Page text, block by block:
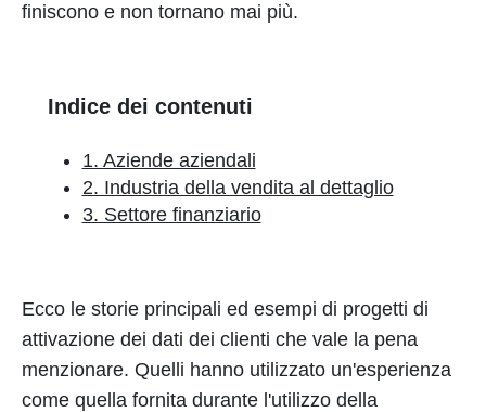
finiscono e non tornano mai più.
Indice dei contenuti
1. Aziende aziendali
2. Industria della vendita al dettaglio
3. Settore finanziario
Ecco le storie principali ed esempi di progetti di
attivazione dei dati dei clienti che vale la pena
menzionare. Quelli hanno utilizzato un'esperienza
come quella fornita durante l'utilizzo della